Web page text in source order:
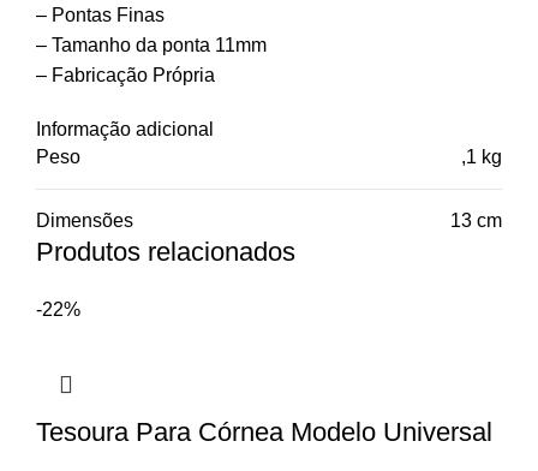
– Pontas Finas
– Tamanho da ponta 11mm
– Fabricação Própria
Informação adicional
Peso
,1 kg
Dimensões 13 cm
Produtos relacionados
-22%
Tesoura Para Córnea Modelo Universal